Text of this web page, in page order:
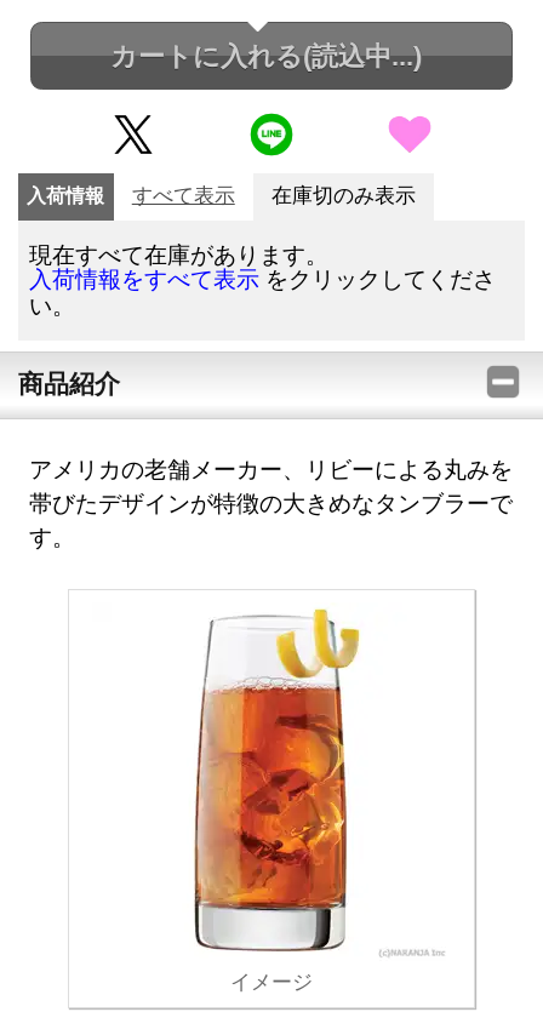
カートに入れる(読込中...)
入荷情報 すべて表示 在庫切のみ表示
現在すべて在庫があります。
入荷情報をすべて表示 をクリックしてくださ
い。
商品紹介
アメリカの老舗メーカー、リビーによる丸みを
帯びたデザインが特徴の大きめなタンブラーで
す。
イメージ